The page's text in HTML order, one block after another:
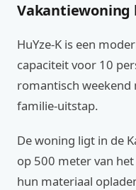
Vakantiewoning
HuYze-K is een
capaciteit voor 10
romantisch weekend
familie‑uitstap.
De woning ligt in de
op 500 meter van
hun materiaal